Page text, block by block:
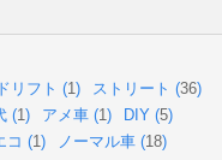
ドリフト (1) ストリート (36)
(1) アメ車 (1) DIY (5)
コ (1) ノーマル車 (18)